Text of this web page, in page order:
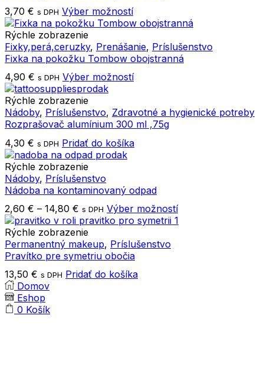
3,70 € s DPH Výber možnostíTento
produkt
viacero
variantov.
Možnosti
si
vybrať
na
stránke
produktu.
Rýchle zobrazenie
Fixky,perá,ceruzky, Prenášanie, Príslušenstvo
Fixka na pokožku Tombow obojstranná
4,90 € s DPH Výber možnostíTento
viacero
variantov.
si
stránke
produktu.
Rýchle zobrazenie
Nádoby, Príslušenstvo, Zdravotné a hygienické potreby
Rozprašovač alumínium 300 ml ,75g
4,30 € s DPH Pridať do košíka
Rýchle zobrazenie
Nádoby, Príslušenstvo
Nádoba na kontaminovaný odpad
2,60 € – 14,80 € Price
range:
2,60 €
through
14,80 €
s DPH Výber možnostíTento
produkt
Rýchle zobrazenie
Permanentný makeup, Príslušenstvo
Pravítko pre symetriu obočia
13,50 € s DPH Pridať do košíka
Domov
Eshop
0 Košík